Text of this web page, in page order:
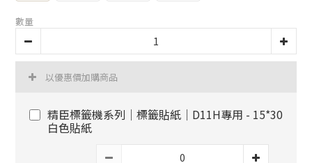
數量
以優惠價加購商品
精臣標籤機系列｜標籤貼紙｜D11H專用 - 15*30
白色貼紙